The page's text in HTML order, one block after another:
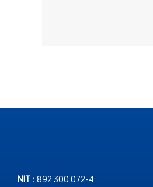
NIT : 892.300.072-4